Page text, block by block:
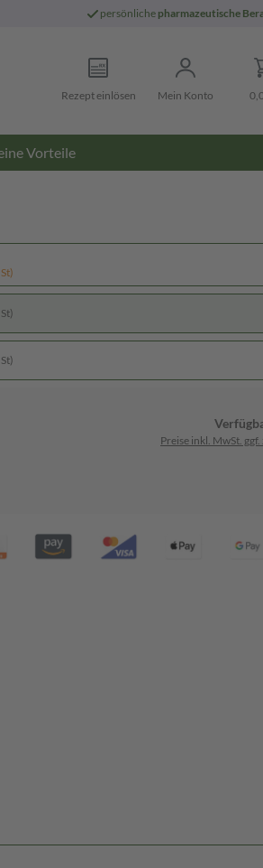
persönliche pharmazeutische
Rezept einlösen Mein Konto
Vorteile
Preise inkl. MwSt.